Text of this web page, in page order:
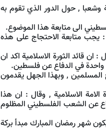
, حول الدور الذي تقوم به
الى متابعة هذا الموضوع.
يجب متابعة الاحتجاج على هذه
: ان قائد الثورة الاسلامية اكد ان
واحدة في الدفاع عن فلسطين.
, وبهذا الجهل يقدمون
الاسلامية , وقال : ان هذا
عن الشعب الفلسطيني المظلوم
شهر رمضان المبارك مبدأ بركة